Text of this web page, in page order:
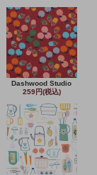
Dashwood Studio
259円(税込)